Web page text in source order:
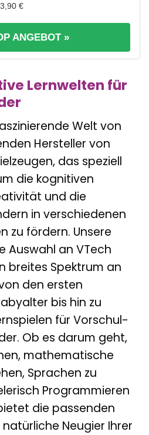
€
ANGEBOT »
Lernwelten für
Welt von
Hersteller von
das speziell
die kognitiven
und die
in verschiedenen
zu fördern. Unsere
Auswahl an VTech
breites Spektrum an
den ersten
bis hin zu
für Vorschul-
Ob es darum geht,
mathematische
Sprachen zu
Programmieren
die passenden
Neugier Ihrer